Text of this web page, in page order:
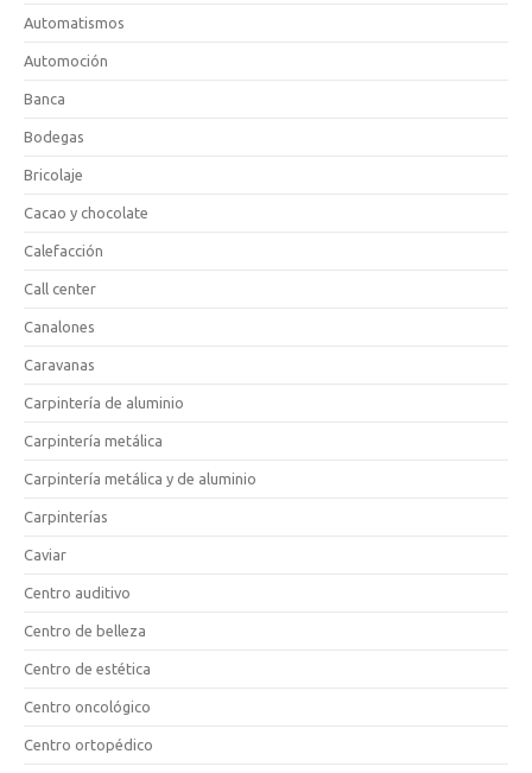
Automatismos
Automoción
Banca
Bodegas
Bricolaje
Cacao y chocolate
Calefacción
Call center
Canalones
Caravanas
Carpintería de aluminio
Carpintería metálica
Carpintería metálica y de aluminio
Carpinterías
Caviar
Centro auditivo
Centro de belleza
Centro de estética
Centro oncológico
Centro ortopédico